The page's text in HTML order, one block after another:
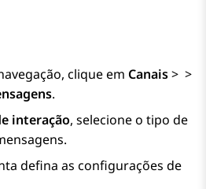
clique em Canais> >
.
interação, selecione o tipo de
defina as configurações de